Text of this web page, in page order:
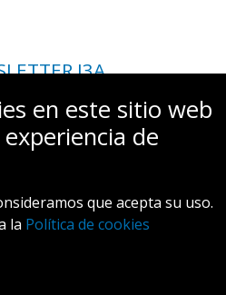
I3A
mensual, envíanos un correo a:
en este sitio web
de
que acepta su uso.
la Política de cookies